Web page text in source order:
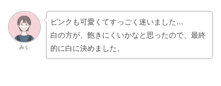
みく
ピンクも可愛くてすっごく迷いました…
白の方が、飽きにくいかなと思ったので、最終
的に白に決めました。